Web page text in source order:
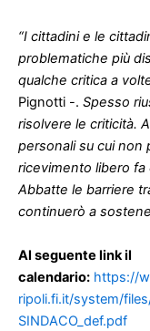
“I cittadini e le
problematiche più
qualche critica a
Pignotti -. Spesso
risolvere le criticità.
personali su cui non
ricevimento libero fa
Abbatte le barriere
continuerò a
Al seguente link il
calendario: https://
ripoli.fi.it/system/
SINDACO_def.pdf